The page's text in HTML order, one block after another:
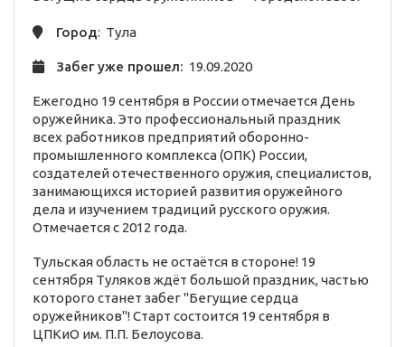
Город: Тула
Забег уже прошел: 19.09.2020
Ежегодно 19 сентября в России отмечается День
оружейника. Это профессиональный праздник
всех работников предприятий оборонно-
промышленного комплекса (ОПК) России,
создателей отечественного оружия, специалистов,
занимающихся историей развития оружейного
дела и изучением традиций русского оружия.
Отмечается с 2012 года.
Тульская область не остаётся в стороне! 19
сентября Туляков ждёт большой праздник, частью
которого станет забег "Бегущие сердца
оружейников"! Старт состоится 19 сентября в
ЦПКиО им. П.П. Белоусова.